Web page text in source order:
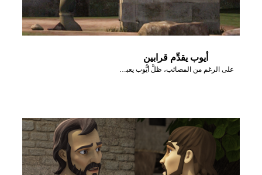
أيوب يقدِّم قرابين
على الرغم من المصائب، ظلَّ أيُّوب يعبد الله ويخدمه.